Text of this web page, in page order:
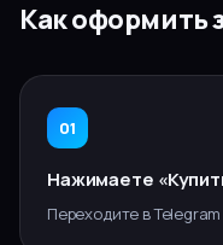
Как оформить
01
Нажимаете
Переходите в